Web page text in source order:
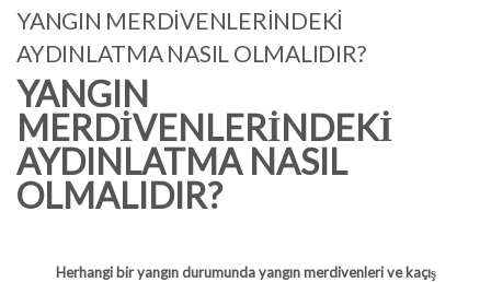
YANGIN MERDİVENLERİNDEKİ
AYDINLATMA NASIL OLMALIDIR?
YANGIN
MERDİVENLERİNDEKİ
AYDINLATMA NASIL
OLMALIDIR?
Herhangi bir yangın durumunda yangın merdivenleri ve kaçış